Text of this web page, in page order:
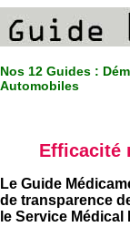
Nos 12 Guides :
Automobiles
Efficacité
Le Guide
de transparence
le Service